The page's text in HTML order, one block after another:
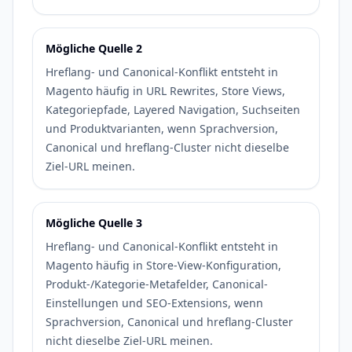
Mögliche Quelle 2
Hreflang- und Canonical-Konflikt entsteht in
Magento häufig in URL Rewrites, Store Views,
Kategoriepfade, Layered Navigation, Suchseiten
und Produktvarianten, wenn Sprachversion,
Canonical und hreflang-Cluster nicht dieselbe
Ziel-URL meinen.
Mögliche Quelle 3
Hreflang- und Canonical-Konflikt entsteht in
Magento häufig in Store-View-Konfiguration,
Produkt-/Kategorie-Metafelder, Canonical-
Einstellungen und SEO-Extensions, wenn
Sprachversion, Canonical und hreflang-Cluster
nicht dieselbe Ziel-URL meinen.